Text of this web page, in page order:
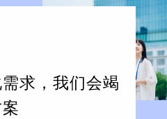
求， 我们会竭